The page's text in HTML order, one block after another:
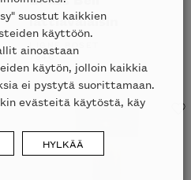
lattiavalaisin
LIGNE ROSET
784€
suostut kaikkien
käyttöön.
ainoastaan
käytön, jolloin kaikkia
ei pystytä suorittamaan.
evästeitä käytöstä, käy
HYLKÄÄ